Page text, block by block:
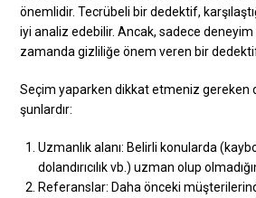
önemlidir. Tecrübeli bir dedektif,
iyi analiz edebilir. Ancak, sadece deneyim
zamanda gizliliğe önem veren bir
Seçim yaparken dikkat etmeniz gereken
şunlardır:
Uzmanlık alanı: Belirli konularda
dolandırıcılık vb.) uzman olup
Referanslar: Daha önceki